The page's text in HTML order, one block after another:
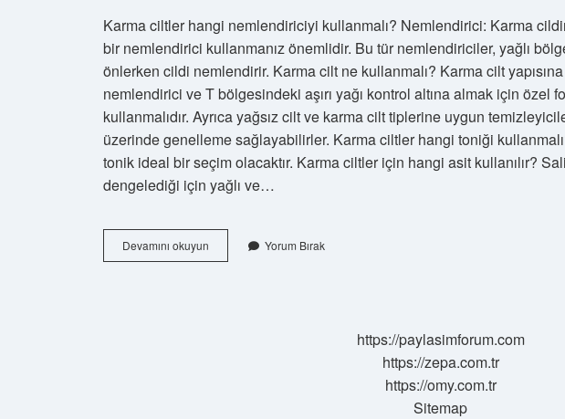
Karma ciltler hangi nemlendiriciyi kullanmalı? Nemlendirici: Karma
bir nemlendirici kullanmanız önemlidir. Bu tür nemlendiriciler, yağlı
önlerken cildi nemlendirir. Karma cilt ne kullanmalı? Karma cilt
nemlendirici ve T bölgesindeki aşırı yağı kontrol altına almak için özel
kullanmalıdır. Ayrıca yağsız cilt ve karma cilt tiplerine uygun
üzerinde genelleme sağlayabilirler. Karma ciltler hangi toniği
tonik ideal bir seçim olacaktır. Karma ciltler için hangi asit kullanılır?
dengelediği için yağlı ve…
Devamını okuyun
Ciltler
Yorum Bırak
https://paylasimforum.com
https://zepa.com.tr
https://omy.com.tr
Sitemap